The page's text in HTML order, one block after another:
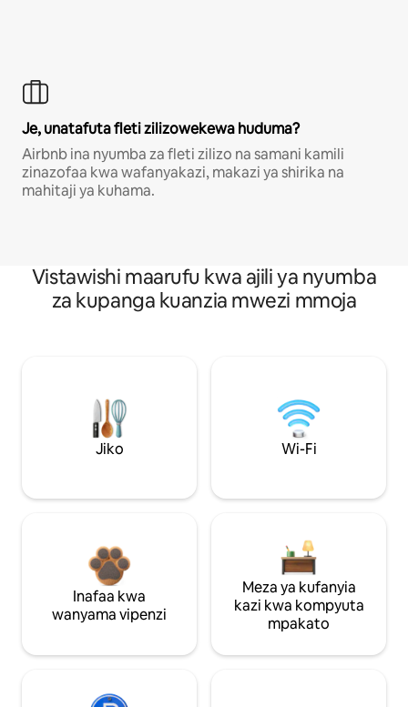
Je, unatafuta fleti zilizowekewa huduma?
Airbnb ina nyumba za fleti zilizo na samani kamili
zinazofaa kwa wafanyakazi, makazi ya shirika na
mahitaji ya kuhama.
Vistawishi maarufu kwa ajili ya nyumba
za kupanga kuanzia mwezi mmoja
Jiko Wi-Fi
Inafaa kwa
wanyama vipenzi
Meza ya kufanyia
kazi kwa kompyuta
mpakato